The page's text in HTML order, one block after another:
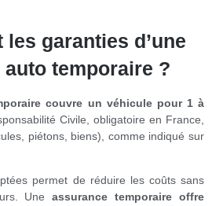
garanties d’une
temporaire ?
couvre un véhicule pour 1 à
Civile, obligatoire en France,
piétons, biens), comme indiqué sur
permet de réduire les coûts sans
Uneassurance temporaire offre